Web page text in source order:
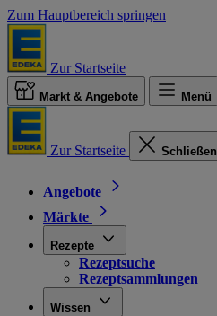
Zum Hauptbereich springen
Zur Startseite
Markt & Angebote Menü
Zur Startseite Schließen
Angebote
Märkte
Rezepte
Rezeptsuche
Rezeptsammlungen
Wissen